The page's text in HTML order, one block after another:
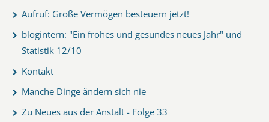
Aufruf: Große Vermögen besteuern jetzt!
blogintern: "Ein frohes und gesundes neues Jahr" und
Statistik 12/10
Kontakt
Manche Dinge ändern sich nie
Zu Neues aus der Anstalt - Folge 33